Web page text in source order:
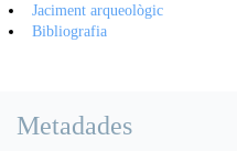
Jaciment arqueològic
Bibliografia
Metadades